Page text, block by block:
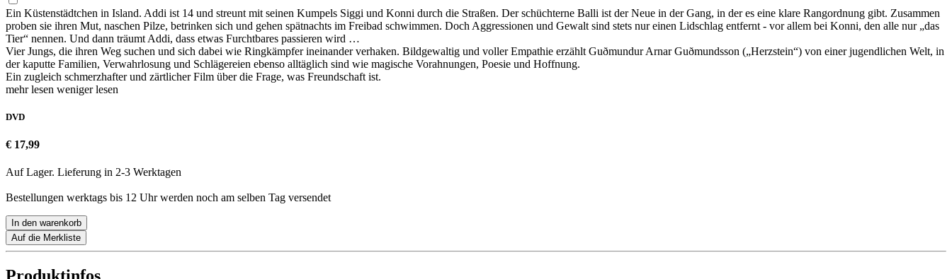
Ein Küstenstädtchen in Island. Addi ist 14 und streunt mit seinen Kumpels Siggi und Konni durch die Straßen. Der schüchterne Balli ist der Neue in der Gang, in der es eine klare Rangordnung gibt. Zusammen
proben sie ihren Mut, naschen Pilze, betrinken sich und gehen spätnachts im Freibad schwimmen. Doch Aggressionen und Gewalt sind stets nur einen Lidschlag entfernt - vor allem bei Konni, den alle nur „das
Tier“ nennen. Und dann träumt Addi, dass etwas Furchtbares passieren wird …
Vier Jungs, die ihren Weg suchen und sich dabei wie Ringkämpfer ineinander verhaken. Bildgewaltig und voller Empathie erzählt Guðmundur Arnar Guðmundsson („Herzstein“) von einer jugendlichen Welt, in
der kaputte Familien, Verwahrlosung und Schlägereien ebenso alltäglich sind wie magische Vorahnungen, Poesie und Hoffnung.
Ein zugleich schmerzhafter und zärtlicher Film über die Frage, was Freundschaft ist.
mehr lesen weniger lesen
DVD
€ 17,99
Auf Lager. Lieferung in 2-3 Werktagen
Bestellungen werktags bis 12 Uhr werden noch am selben Tag versendet
In den warenkorb
Auf die Merkliste